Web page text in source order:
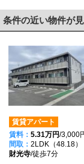
条件の近い物件が
賃貸アパート
賃料： 5.31万円/3,000
間取： 2LDK（48.18）
財光寺/徒歩7分